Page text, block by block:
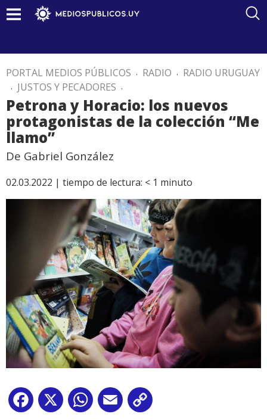
PORTAL MEDIOS PÚBLICOS . RADIO . RADIO URUGUAY
. JUSTOS Y PECADORES .
Petrona y Horacio: los nuevos
protagonistas de la colección “Me
llamo”
De Gabriel González
02.03.2022 | tiempo de lectura: < 1 minuto
Facebook
X WhatsApp
Email